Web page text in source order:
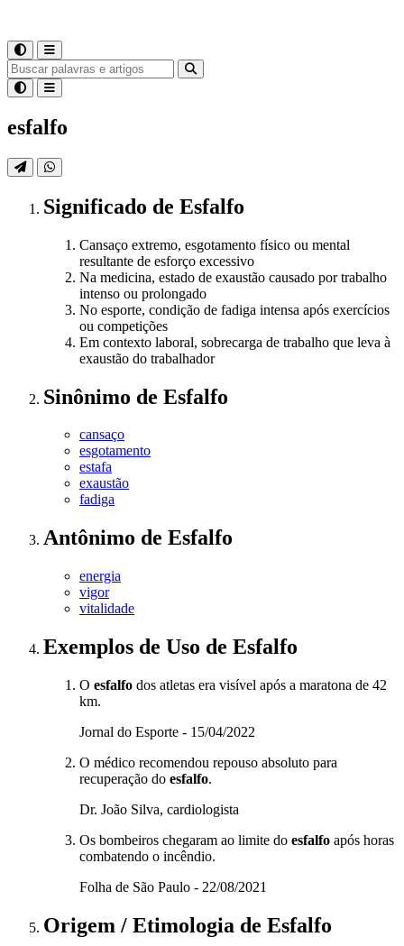
esfalfo
Significado de Esfalfo
Cansaço extremo, esgotamento físico ou mental
resultante de esforço excessivo
Na medicina, estado de exaustão causado por trabalho
intenso ou prolongado
No esporte, condição de fadiga intensa após exercícios
ou competições
Em contexto laboral, sobrecarga de trabalho que leva à
exaustão do trabalhador
Sinônimo de Esfalfo
cansaço
esgotamento
estafa
exaustão
fadiga
Antônimo de Esfalfo
energia
vigor
vitalidade
Exemplos de Uso de Esfalfo
O esfalfo dos atletas era visível após a maratona de 42
km.
Jornal do Esporte - 15/04/2022
O médico recomendou repouso absoluto para
recuperação do esfalfo.
Dr. João Silva, cardiologista
Os bombeiros chegaram ao limite do esfalfo após horas
combatendo o incêndio.
Folha de São Paulo - 22/08/2021
Origem / Etimologia de Esfalfo